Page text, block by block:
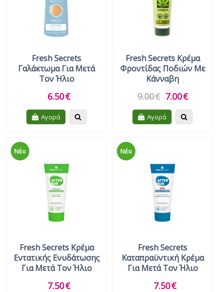
Fresh Secrets
Γαλάκτωμα Για Μετά
Τον Ήλιο
6.50€
Αγορά
Fresh Secrets Κρέμα
Φροντίδας Ποδιών Με
Κάνναβη
9.00€ 7.00€
Αγορά
Fresh Secrets Κρέμα
Εντατικής Ενυδάτωσης
Για Μετά Τον Ήλιο
Νέο
7.50€
Fresh Secrets
Καταπραϋντική Κρέμα
Για Μετά Τον Ήλιο
Νέο
7.50€